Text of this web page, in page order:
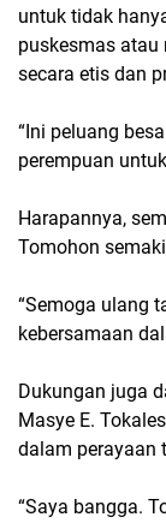
untuk tidak
puskesmas atau
secara etis dan
“Ini peluang
perempuan
Harapannya,
Tomohon
“Semoga ulang
kebersamaan
Dukungan juga
Masye E.
dalam perayaan
“Saya bangga.